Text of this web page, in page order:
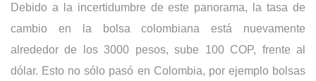
Debido a la incertidumbre de este panorama, la tasa de
cambio en la bolsa colombiana está nuevamente
alrededor de los 3000 pesos, sube 100 COP, frente al
dólar. Esto no sólo pasó en Colombia, por ejemplo bolsas